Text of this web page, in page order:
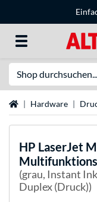
StartseiteHardware
HP LaserJet
(grau, Instant
Duplex (Druck))